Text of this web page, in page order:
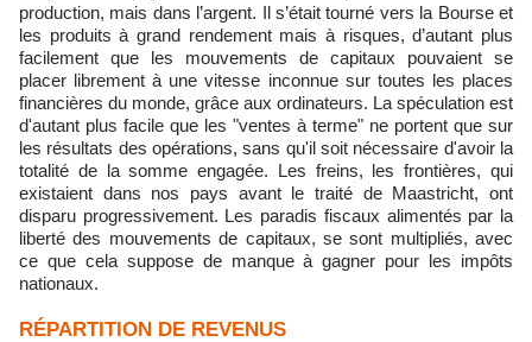
production, mais dans l’argent. Il s’était tourné vers la Bourse et
les produits à grand rendement mais à risques, d’autant plus
facilement que les mouvements de capitaux pouvaient se
placer librement à une vitesse inconnue sur toutes les places
financières du monde, grâce aux ordinateurs. La spéculation est
d'autant plus facile que les "ventes à terme" ne portent que sur
les résultats des opérations, sans qu'il soit nécessaire d'avoir la
totalité de la somme engagée. Les freins, les frontières, qui
existaient dans nos pays avant le traité de Maastricht, ont
disparu progressivement. Les paradis fiscaux alimentés par la
liberté des mouvements de capitaux, se sont multipliés, avec
ce que cela suppose de manque à gagner pour les impôts
nationaux.
RÉPARTITION DE REVENUS